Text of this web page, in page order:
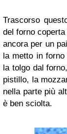
Trascorso
del forno
ancora per un
la metto in
la tolgo dal
pistillo, la
nella parte più
è ben sciolta.